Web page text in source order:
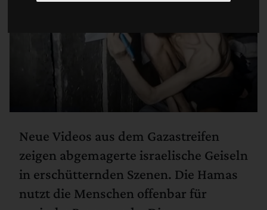
Neue Videos aus dem Gazastreifen
zeigen abgemagerte israelische Geiseln
in erschütternden Szenen. Die Hamas
nutzt die Menschen offenbar für